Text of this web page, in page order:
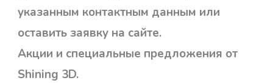
указанным контактным данным или
оставить заявку на сайте.
Акции и специальные предложения от
Shining 3D.